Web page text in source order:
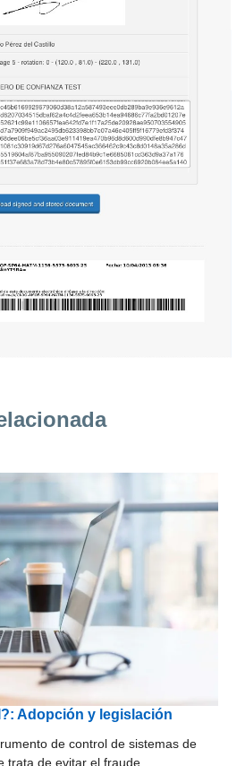
Adopción y legislación
de control de sistemas de
trata de evitar el fraude…